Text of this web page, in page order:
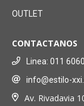
OUTLET
CONTACTANOS
Linea: 011
info@estilo-
Av. Rivadavia